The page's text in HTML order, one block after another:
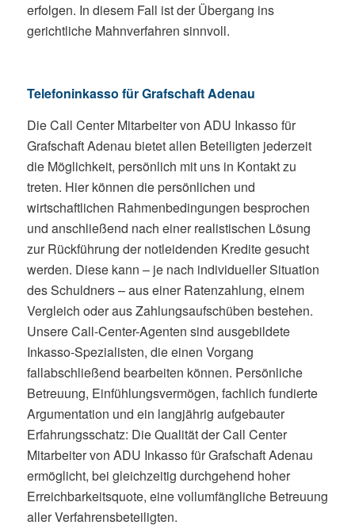
erfolgen. In diesem Fall ist der Übergang ins
gerichtliche Mahnverfahren sinnvoll.
Telefoninkasso für Grafschaft Adenau
Die Call Center Mitarbeiter von ADU Inkasso für
Grafschaft Adenau bietet allen Beteiligten jederzeit
die Möglichkeit, persönlich mit uns in Kontakt zu
treten. Hier können die persönlichen und
wirtschaftlichen Rahmenbedingungen besprochen
und anschließend nach einer realistischen Lösung
zur Rückführung der notleidenden Kredite gesucht
werden. Diese kann – je nach individueller Situation
des Schuldners – aus einer Ratenzahlung, einem
Vergleich oder aus Zahlungsaufschüben bestehen.
Unsere Call-Center-Agenten sind ausgebildete
Inkasso-Spezialisten, die einen Vorgang
fallabschließend bearbeiten können. Persönliche
Betreuung, Einfühlungsvermögen, fachlich fundierte
Argumentation und ein langjährig aufgebauter
Erfahrungsschatz: Die Qualität der Call Center
Mitarbeiter von ADU Inkasso für Grafschaft Adenau
ermöglicht, bei gleichzeitig durchgehend hoher
Erreichbarkeitsquote, eine vollumfängliche Betreuung
aller Verfahrensbeteiligten.